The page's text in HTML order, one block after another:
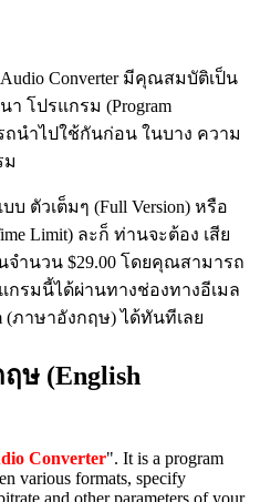
Converter มีคุณสมบัติเป็น
า โปรแกรม (Program
ถนำไปใช้กันก่อน ในบาง ความ
ม
ตัวเต็มๆ (Full Version) หรือ
Limit) ละก็ ท่านจะต้อง เสีย
นจำนวน $29.00 โดยคุณสามารถ
รมนี้ได้ผ่านทางช่องทางอีเมล
(ภาษาอังกฤษ) ได้ทันทีเลย
ษ (English
Converter". It is a program
various formats, specify
and other parameters of your